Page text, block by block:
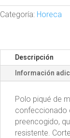
corta
Categoría: Horeca
Descripción
Información
Polo piqué de
confeccionado
preencogido,
resistente.